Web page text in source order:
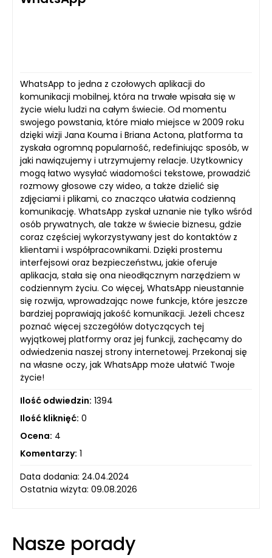
WhatsApp to jedna z czołowych aplikacji do
komunikacji mobilnej, która na trwałe wpisała się w
życie wielu ludzi na całym świecie. Od momentu
swojego powstania, które miało miejsce w 2009 roku
dzięki wizji Jana Kouma i Briana Actona, platforma ta
zyskała ogromną popularność, redefiniując sposób, w
jaki nawiązujemy i utrzymujemy relacje. Użytkownicy
mogą łatwo wysyłać wiadomości tekstowe, prowadzić
rozmowy głosowe czy wideo, a także dzielić się
zdjęciami i plikami, co znacząco ułatwia codzienną
komunikację. WhatsApp zyskał uznanie nie tylko wśród
osób prywatnych, ale także w świecie biznesu, gdzie
coraz częściej wykorzystywany jest do kontaktów z
klientami i współpracownikami. Dzięki prostemu
interfejsowi oraz bezpieczeństwu, jakie oferuje
aplikacja, stała się ona nieodłącznym narzędziem w
codziennym życiu. Co więcej, WhatsApp nieustannie
się rozwija, wprowadzając nowe funkcje, które jeszcze
bardziej poprawiają jakość komunikacji. Jeżeli chcesz
poznać więcej szczegółów dotyczących tej
wyjątkowej platformy oraz jej funkcji, zachęcamy do
odwiedzenia naszej strony internetowej. Przekonaj się
na własne oczy, jak WhatsApp może ułatwić Twoje
życie!
Ilość odwiedzin: 1394
Ilość kliknięć: 0
Ocena: 4
Komentarzy: 1
Data dodania: 24.04.2024
Ostatnia wizyta: 09.08.2026
Nasze porady